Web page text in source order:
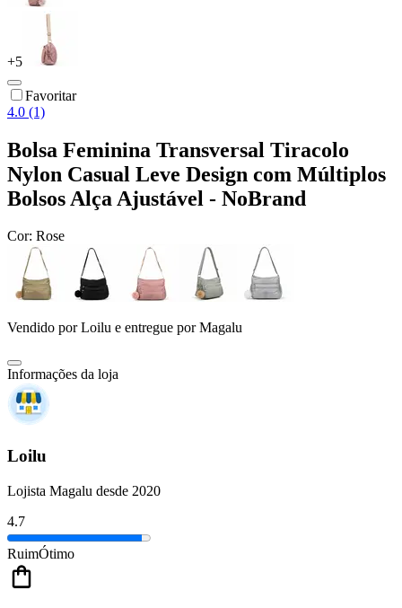
+5
Favoritar
4.0 (1)
Bolsa Feminina Transversal Tiracolo
Nylon Casual Leve Design com Múltiplos
Bolsos Alça Ajustável - NoBrand
Cor: Rose
Vendido porLoilu e entregue por Magalu
Informações da loja
Loilu
Lojista Magalu desde 2020
4.7
RuimÓtimo